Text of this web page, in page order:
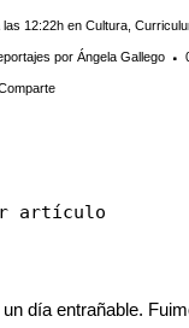
las 12:22h en Cultura
por Ángela Gallego
artículo
día entrañable.